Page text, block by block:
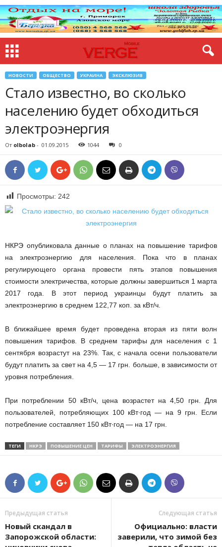
НОВОСТИ ОБЩЕСТВО УКРАИНА ЭКСКЛЮЗИВ
Стало известно, во сколько
населению будет обходиться
электроэнергия
От olbolab - 01.09.2015 1044 0
Просмотры: 242
НКРЭ опубликовала данные о планах на повышение тарифов
на электроэнергию для населения. Пока что в планах
регулирующего органа провести пять этапов повышения
стоимости электричества, которые должны завершиться 1 марта
2017 года. В этот период украинцы будут платить за
электроэнергию в среднем 122,77 коп. за кВт/ч.
В ближайшее время будет проведена вторая из пяти волн
повышения тарифов. В среднем тарифы для населения с 1
сентября возрастут на 23%. Так, с начала осени пользователи
будут платить за свет на 4,5 — 17 грн. больше, в зависимости от
уровня потребления.
При потреблении 50 кВт/ч, цена возрастет на 4,50 грн. Для
пользователей, потребляющих 100 кВт∙год — на 9 грн. Если
потребление составляет 150 кВт∙год — на 17 грн.
ТЕГИ НКРЭ ПОВЫШЕНИЕ ЦЕН ТАРИФЫ ЭЛЕКТРОЭНЕРГИЯ
Предыдущая статья
Новый скандал в
Запорожской области:
Следующая статья
Официально: власти
заверили, что зимой без